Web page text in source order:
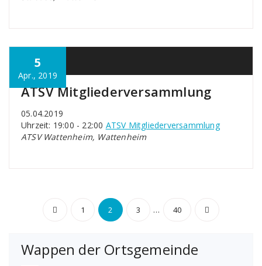
5
Apr., 2019
ATSV Mitgliederversammlung
05.04.2019
Uhrzeit: 19:00 - 22:00 ATSV Mitgliederversammlung
ATSV Wattenheim, Wattenheim
Seitennummerierung
Beiträge
1 2 3 … 40
Wappen der Ortsgemeinde